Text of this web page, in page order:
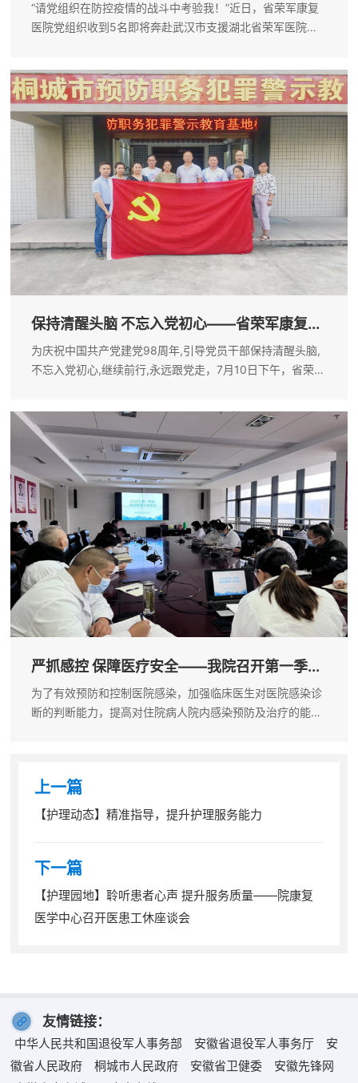
“请党组织在防控疫情的战斗中考验我！”近日，省荣军康复
医院党组织收到5名即将奔赴武汉市支援湖北省荣军医院抗
护士周媛媛第一时间响应，踊跃...
保持清醒头脑 不忘入党初心——省荣军康复...
为庆祝中国共产党建党98周年,引导党员干部保持清醒头脑,
不忘入党初心,继续前行,永远跟党走，7月10日下午，省荣军
机关第一党支部全体...
严抓感控 保障医疗安全——我院召开第一季...
为了有效预防和控制医院感染，加强临床医生对医院感染诊
断的判断能力，提高对住院病人院内感染预防及治疗的能
上一篇
【护理动态】精准指导，提升护理服务能力
下一篇
【护理园地】聆听患者心声 提升服务质量——院康复
医学中心召开医患工休座谈会
友情链接：
中华人民共和国退役军人事务部 安徽省退役军人事务厅
安
徽省人民政府
桐城市人民政府 安徽省卫健委
安徽先锋网